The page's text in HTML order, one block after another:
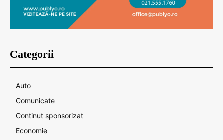
Categorii
Auto
Comunicate
Continut sponsorizat
Economie